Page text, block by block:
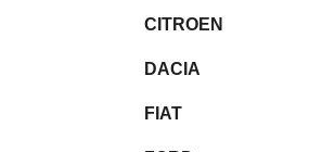
CITROEN
DACIA
FIAT